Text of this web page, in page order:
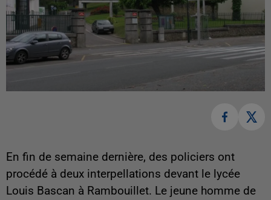
En fin de semaine dernière, des policiers ont
procédé à deux interpellations devant le lycée
Louis Bascan à Rambouillet. Le jeune homme de